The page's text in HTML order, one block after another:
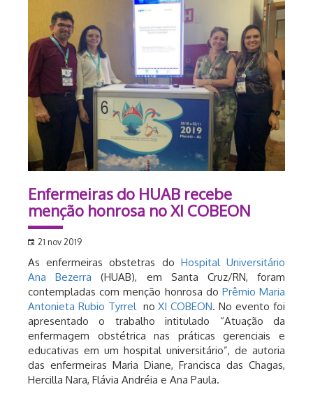
Enfermeiras do HUAB recebe
menção honrosa no XI COBEON
21 nov 2019
As enfermeiras obstetras do Hospital Universitário
Ana Bezerra (HUAB), em Santa Cruz/RN, foram
contempladas com menção honrosa do Prêmio Maria
Antonieta Rubio TyrrelnoXI COBEON. No evento foi
apresentado o trabalho intitulado “Atuação da
enfermagem obstétrica nas práticas gerenciais e
educativas em um hospital universitário”, de autoria
das enfermeiras Maria Diane, Francisca das Chagas,
Hercilla Nara, Flávia Andréia e Ana Paula.